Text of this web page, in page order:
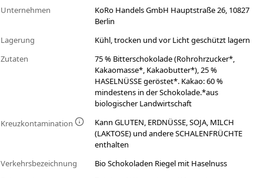
Unternehmen
KoRo Handels GmbH Hauptstraße 26, 10827
Berlin
Lagerung
Kühl, trocken und vor Licht geschützt lagern
Zutaten
75 % Bitterschokolade (Rohrohrzucker*,
Kakaomasse*, Kakaobutter*), 25 %
HASELNÜSSE geröstet*. Kakao: 60 %
mindestens in der Schokolade.*aus
biologischer Landwirtschaft
Kreuzkontamination
Kann GLUTEN, ERDNÜSSE, SOJA, MILCH
(LAKTOSE) und andere SCHALENFRÜCHTE
enthalten
Verkehrsbezeichnung
Bio Schokoladen Riegel mit Haselnuss